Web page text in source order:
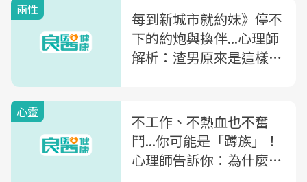
兩性
每到新城市就約妹》停不
下的約炮與換伴...心理師
解析：渣男原來是這樣養
心靈
不工作、不熱血也不奮
鬥...你可能是「蹲族」！
心理師告訴你：為什麼你